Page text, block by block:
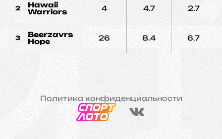
2
Hawaii
Warriors
4 4.7 2.7
3
Beerzavrs
Hope
26 8.4 6.7
Политика конфиденциальности